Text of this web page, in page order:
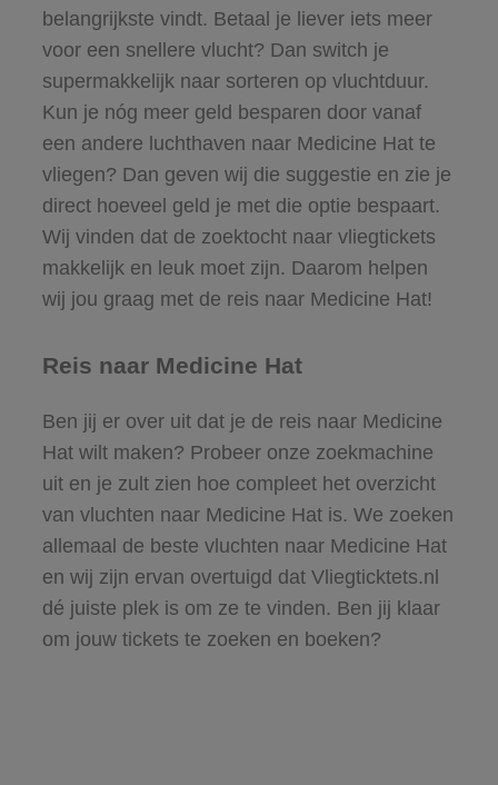
belangrijkste vindt. Betaal je liever iets meer
voor een snellere vlucht? Dan switch je
supermakkelijk naar sorteren op vluchtduur.
Kun je nóg meer geld besparen door vanaf
een andere luchthaven naar Medicine Hat te
vliegen? Dan geven wij die suggestie en zie je
direct hoeveel geld je met die optie bespaart.
Wij vinden dat de zoektocht naar vliegtickets
makkelijk en leuk moet zijn. Daarom helpen
wij jou graag met de reis naar Medicine Hat!
Reis naar Medicine Hat
Ben jij er over uit dat je de reis naar Medicine
Hat wilt maken? Probeer onze zoekmachine
uit en je zult zien hoe compleet het overzicht
van vluchten naar Medicine Hat is. We zoeken
allemaal de beste vluchten naar Medicine Hat
en wij zijn ervan overtuigd dat Vliegticktets.nl
dé juiste plek is om ze te vinden. Ben jij klaar
om jouw tickets te zoeken en boeken?